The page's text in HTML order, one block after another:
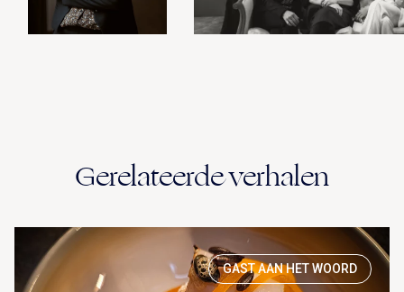
Gerelateerde verhalen
GAST AAN HET WOORD